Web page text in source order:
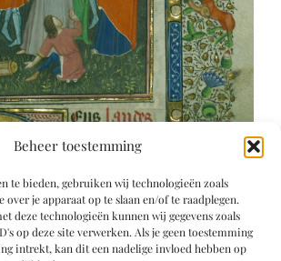
Beheer toestemming
te bieden, gebruiken wij technologieën zoals
je apparaat op te slaan en/of te raadplegen.
deze technologieën kunnen wij gegevens zoals
op deze site verwerken. Als je geen toestemming
intrekt, kan dit een nadelige invloed hebben op